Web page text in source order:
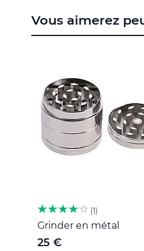
the
beginning
gallery
Vous aimerez
1
Grinder en métal
25 €